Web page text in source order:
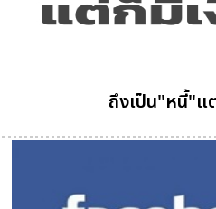
ถึงเป็น"หนี้"แ